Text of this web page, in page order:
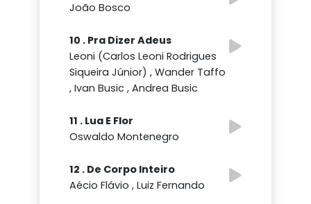
João Bosco
10 . Pra Dizer Adeus
Leoni (Carlos Leoni Rodrigues
Siqueira Júnior) , Wander Taffo
, Ivan Busic , Andrea Busic
11 . Lua E Flor
Oswaldo Montenegro
12 . De Corpo Inteiro
Aécio Flávio , Luiz Fernando